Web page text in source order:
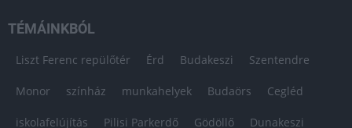
TÉMÁINKBÓL
Liszt Ferenc repülőtér Érd Budakeszi Szentendre
Monor színház munkahelyek Budaörs Cegléd
iskolafelújítás Pilisi Parkerdő Gödöllő Dunakeszi